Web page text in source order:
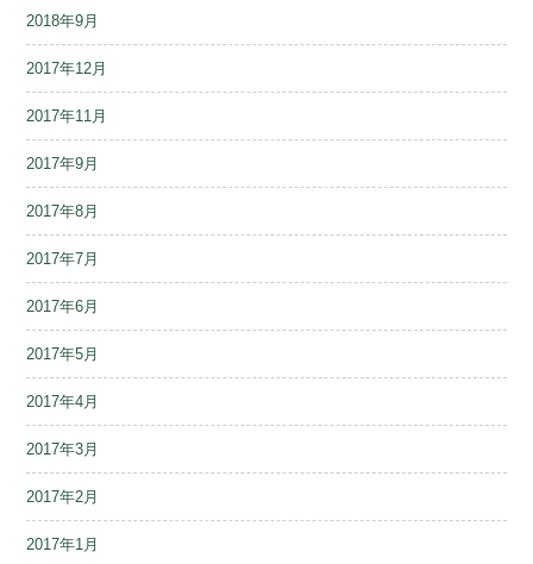
2018年9月
2017年12月
2017年11月
2017年9月
2017年8月
2017年7月
2017年6月
2017年5月
2017年4月
2017年3月
2017年2月
2017年1月